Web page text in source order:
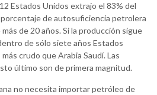
Estados Unidos extrajo el 83% del
de autosuficiencia petrolera
de 20 años. Si la producción sigue
de sólo siete años Estados
crudo que Arabia Saudí. Las
último son de primera magnitud.
no necesita importar petróleo de